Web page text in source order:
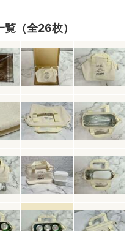
（全26枚）